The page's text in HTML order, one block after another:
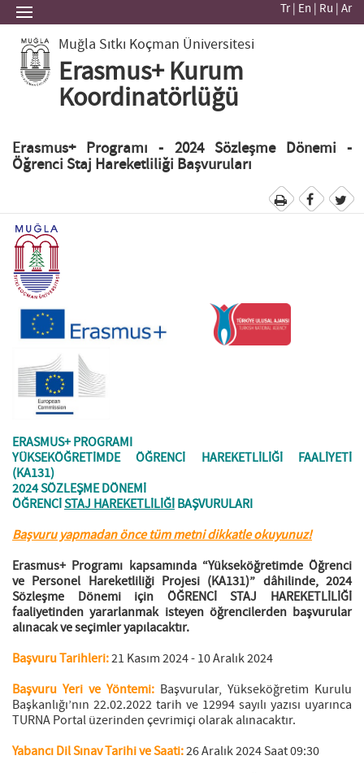
Tr| En Ru Ar
Muğla Sıtkı Koçman Üniversitesi
Erasmus+ Kurum
Koordinatörlüğü
Erasmus+ Programı - 2024 Sözleşme Dönemi -
Öğrenci Staj Hareketliliği Başvuruları
ERASMUS+ PROGRAMI
YÜKSEKÖĞRETİMDE ÖĞRENCİ HAREKETLİLİĞİ FAALİYETİ
(KA131)
2024 SÖZLEŞME DÖNEMİ
ÖĞRENCİSTAJ HAREKETLİLİĞİBAŞVURULARI
Başvuru yapmadan önce tüm metni dikkatle okuyunuz!
Erasmus+ Programı kapsamında “Yükseköğretimde Öğrenci
ve Personel Hareketliliği Projesi (KA131)” dâhilinde, 2024
Sözleşme Dönemi için ÖĞRENCİ STAJ HAREKETLİLİĞİ
faaliyetinden yararlanmak isteyen öğrencilerden başvurular
alınacak ve seçimler yapılacaktır.
Başvuru Tarihleri:21 Kasım 2024 - 10 Aralık 2024
Başvuru Yeri ve Yöntemi: Başvurular, Yükseköğretim Kurulu
Başkanlığı’nın 22.02.2022 tarih ve 12994 sayılı yazısı uyarınca
TURNA Portal üzerinden çevrimiçi olarak alınacaktır.
Yabancı Dil Sınav Tarihi ve Saati:26 Aralık 2024 Saat 09:30